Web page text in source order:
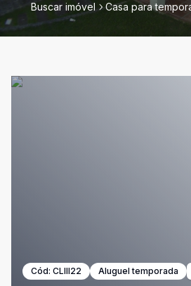
Buscar imóvel Casa para
Cód: CLIII22 Aluguel temporada